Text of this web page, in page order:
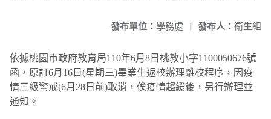
發布人： 衛生組
發布單位： 學務處 |
依據桃園市政府教育局110年6月 8 日桃教小字1100050676號
函，原訂6月 16 日 (星期三)畢業生返校辦理離校程序，因疫
情三級警戒(6月 28 日前)取消，俟疫情趨緩後，另行辦理並
通知。